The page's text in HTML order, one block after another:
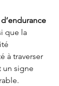
que la
à traverser
un signe